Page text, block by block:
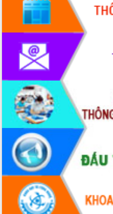
Khơi thông điểm nghẽn, đẩy nhanh
giải ngân vốn khắc phục thiên tai
HĐND tỉnh thông qua điều chỉnh Quy
hoạch tỉnh thời kỳ 2021-2030
Hội thảo góp ý hồ sơ điều chỉnh quy
hoạch tỉnh Đắk Lắk thời kỳ 2021-2030,
tầm nhìn đến năm 2050
Nâng cao hiệu quả hoạt động của các
doanh nghiệp nhà nước
Hội nghị triển khai kết nối mạng
truyền số liệu chuyên dùng phục vụ cơ
quan Đảng, Nhà nước
Lễ phát động chuỗi hoạt động chung
tay làm sạch môi trường
Xã Ea Kar bước chuyển mình trong
công tác cải cách hành chính mô hình
UBND tỉnh họp báo định kỳ tháng 4
năm 2026